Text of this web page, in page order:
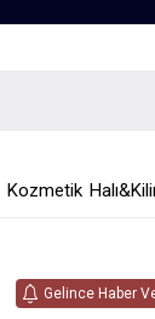
Kozmetik
Gelince Haber